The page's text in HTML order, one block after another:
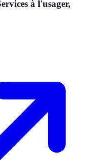
à l'usager,